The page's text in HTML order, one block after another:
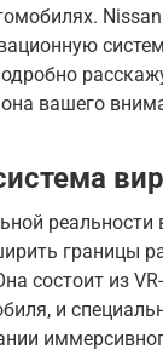
вашего
границы
состоит из
и